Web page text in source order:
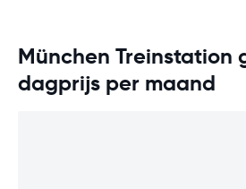
München Treinstation
dagprijs per maand